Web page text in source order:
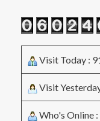
Visit Today :
Visit
Who's Online :